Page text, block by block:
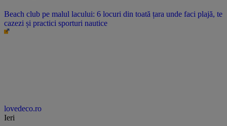
Beach club pe malul lacului: 6 locuri din toată țara unde faci plajă, te
cazezi și practici sporturi nautice
lovedeco.ro
Ieri